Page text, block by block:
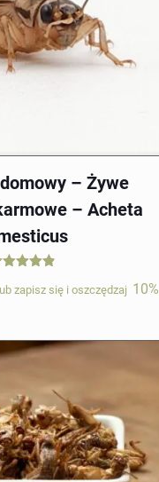
– Żywe
– Acheta
4.84
€
€
lubzapisz się i oszczędzaj 10%